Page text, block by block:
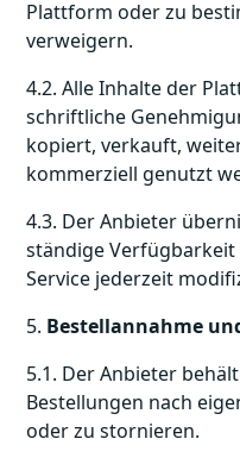
Plattform oder zu
verweigern.
4.2. Alle Inhalte der
schriftliche
kopiert, verkauft,
kommerziell genutzt
4.3. Der Anbieter
ständige
Service jederzeit
5. Bestellannahme
5.1. Der Anbieter
Bestellungen nach
oder zu stornieren.